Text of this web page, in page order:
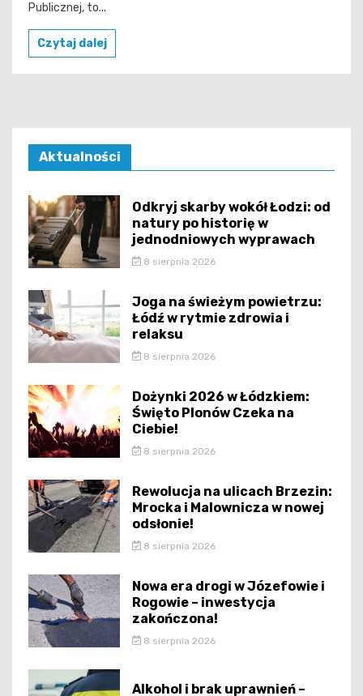
Publicznej, to...
Czytaj dalej
Aktualności
Odkryj skarby wokół Łodzi: od
natury po historię w
jednodniowych wyprawach
8 sierpnia 2026
Joga na świeżym powietrzu:
Łódź w rytmie zdrowia i
relaksu
8 sierpnia 2026
Dożynki 2026 w Łódzkiem:
Święto Plonów Czeka na
Ciebie!
8 sierpnia 2026
Rewolucja na ulicach Brzezin:
Mrocka i Malownicza w nowej
odsłonie!
8 sierpnia 2026
Nowa era drogi w Józefowie i
Rogowie – inwestycja
zakończona!
8 sierpnia 2026
Alkohol i brak uprawnień –